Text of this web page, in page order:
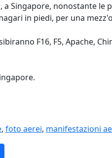
a Singapore, nonostante
in piedi, per una
F16, F5, Apache,
, foto aerei, manifestazioni